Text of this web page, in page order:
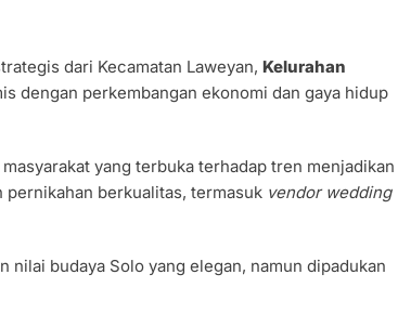
dari Kecamatan Laweyan, Kelurahan
dengan perkembangan ekonomi dan gaya hidup
yang terbuka terhadap tren menjadikan
berkualitas, termasuk vendor wedding
budaya Solo yang elegan, namun dipadukan